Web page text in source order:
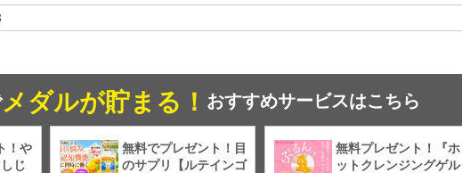
メダルが貯まる！ おすすめサービスはこちら
！や
じ
無料でプレゼント！目
のサプリ【ルテインゴ
無料プレゼント！『ホ
ットクレンジングゲル